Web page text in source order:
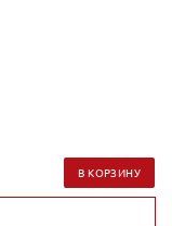
В КОРЗИНУ